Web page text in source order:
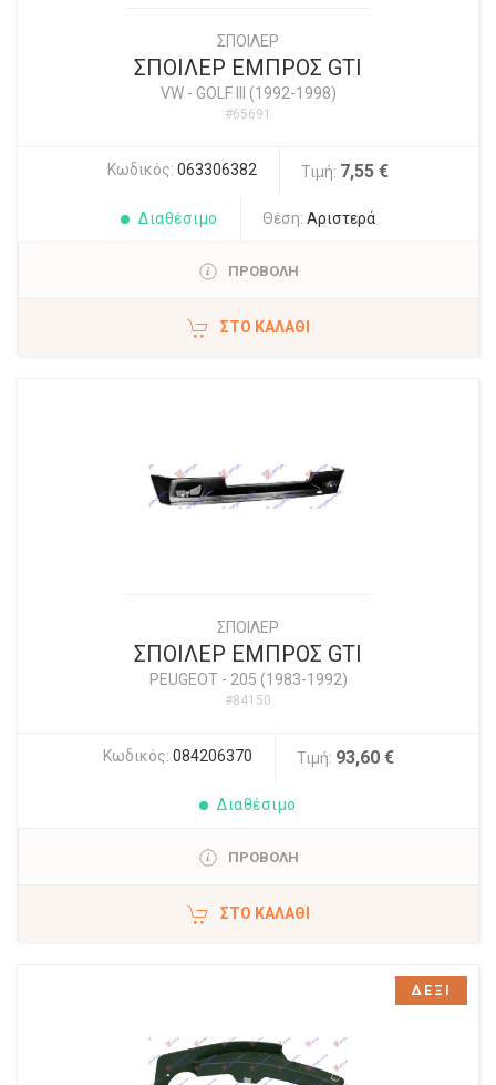
ΣΠΟΙΛΕΡ
ΣΠΟΙΛΕΡ ΕΜΠΡΟΣ GTI
VW- GOLF III (1992-1998)
#65691
Κωδικός: 063306382 Τιμή: 7,55 €
Διαθέσιμο Θέση: Αριστερά
ΠΡΟΒΟΛΗ
ΣΤΟ ΚΑΛΆΘΙ
ΣΠΟΙΛΕΡ
ΣΠΟΙΛΕΡ ΕΜΠΡΟΣ GTI
PEUGEOT- 205 (1983-1992)
#84150
Κωδικός: 084206370 Τιμή: 93,60 €
Διαθέσιμο
ΠΡΟΒΟΛΗ
ΣΤΟ ΚΑΛΆΘΙ
ΔΕΞΙ